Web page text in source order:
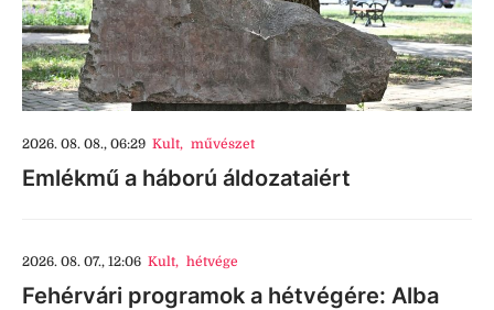
2026. 08. 08., 06:29 Kult, művészet
Emlékmű a háború áldozataiért
2026. 08. 07., 12:06 Kult, hétvége
Fehérvári programok a hétvégére: Alba